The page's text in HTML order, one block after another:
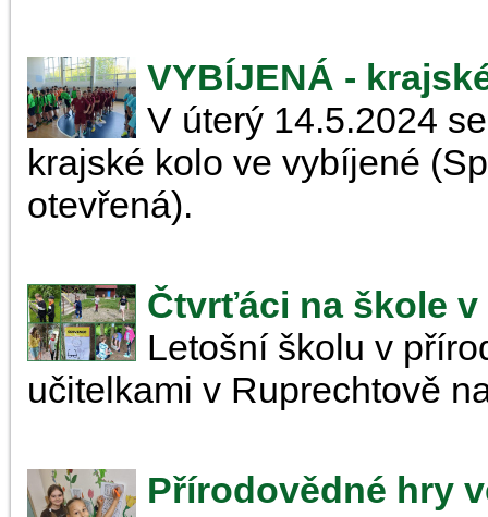
VYBÍJENÁ -
V úterý 14.5.2024
krajské kolo ve vybíjené
otevřená).
Čtvrťáci na škole
Letošní školu v
učitelkami v Ruprechtově
Přírodovědné hry